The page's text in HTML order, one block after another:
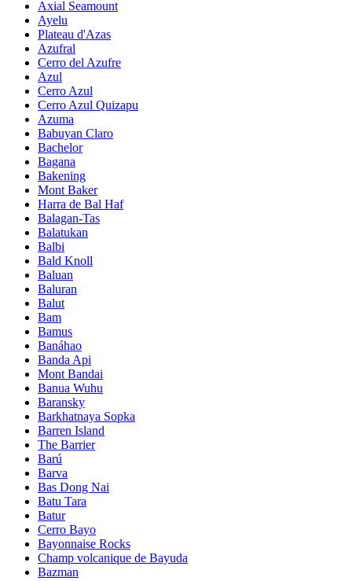
Axial Seamount
Ayelu
Plateau d'Azas
Azufral
Cerro del Azufre
Azul
Cerro Azul
Cerro Azul Quizapu
Azuma
Babuyan Claro
Bachelor
Bagana
Bakening
Mont Baker
Harra de Bal Haf
Balagan-Tas
Balatukan
Balbi
Bald Knoll
Baluan
Baluran
Balut
Bam
Bamus
Banáhao
Banda Api
Mont Bandai
Banua Wuhu
Baransky
Barkhatnaya Sopka
Barren Island
The Barrier
Barú
Barva
Bas Dong Nai
Batu Tara
Batur
Cerro Bayo
Bayonnaise Rocks
Champ volcanique de Bayuda
Bazman